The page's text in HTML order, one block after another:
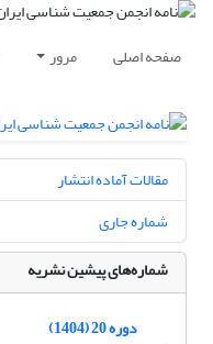
صفحه اصلی مرور
مقالات آماده انتشار
شماره جاری
شماره‌های پیشین نشریه
دوره 20 (1404)